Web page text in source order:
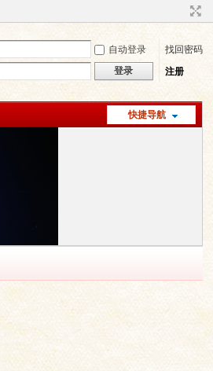
自动登录
找回密码
登录 注册
快捷导航